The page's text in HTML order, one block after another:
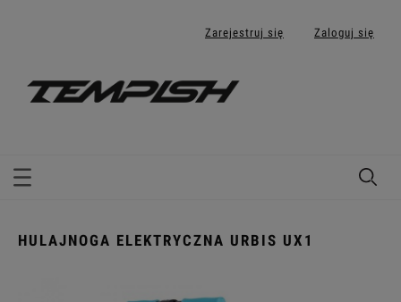
Zarejestruj się Zaloguj się
HULAJNOGA ELEKTRYCZNA URBIS UX1